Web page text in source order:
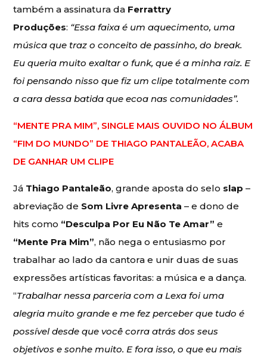
também a assinatura da Ferrattry
Produções: “Essa faixa é um aquecimento, uma
música que traz o conceito de passinho, do break.
Eu queria muito exaltar o funk, que é a minha raiz. E
foi pensando nisso que fiz um clipe totalmente com
a cara dessa batida que ecoa nas comunidades”.
“MENTE PRA MIM”, SINGLE MAIS OUVIDO NO ÁLBUM
“FIM DO MUNDO” DE THIAGO PANTALEÃO, ACABA
DE GANHAR UM CLIPE
Já Thiago Pantaleão, grande aposta do selo slap–
abreviação de Som Livre Apresenta – e dono de
hits como “Desculpa Por Eu Não Te Amar” e
“Mente Pra Mim”, não nega o entusiasmo por
trabalhar ao lado da cantora e unir duas de suas
expressões artísticas favoritas: a música e a dança.
“Trabalhar nessa parceria com a Lexa foi uma
alegria muito grande e me fez perceber que tudo é
possível desde que você corra atrás dos seus
objetivos e sonhe muito. E fora isso, o que eu mais